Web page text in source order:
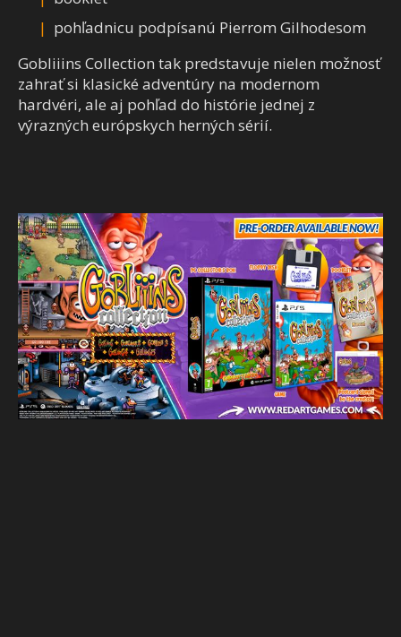
pohľadnicu podpísanú Pierrom Gilhodesom
Gobliiins Collection tak predstavuje nielen možnosť
zahrať si klasické adventúry na modernom
hardvéri, ale aj pohľad do histórie jednej z
výrazných európskych herných sérií.